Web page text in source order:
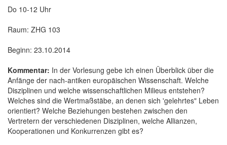
Do 10-12 Uhr
Raum: ZHG 103
Beginn: 23.10.2014
Kommentar: In der Vorlesung gebe ich einen Überblick über die
Anfänge der nach-antiken europäischen Wissenschaft. Welche
Disziplinen und welche wissenschaftlichen Milieus entstehen?
Welches sind die Wertmaßstäbe, an denen sich 'gelehrtes" Leben
orientiert? Welche Beziehungen bestehen zwischen den
Vertretern der verschiedenen Disziplinen, welche Allianzen,
Kooperationen und Konkurrenzen gibt es?